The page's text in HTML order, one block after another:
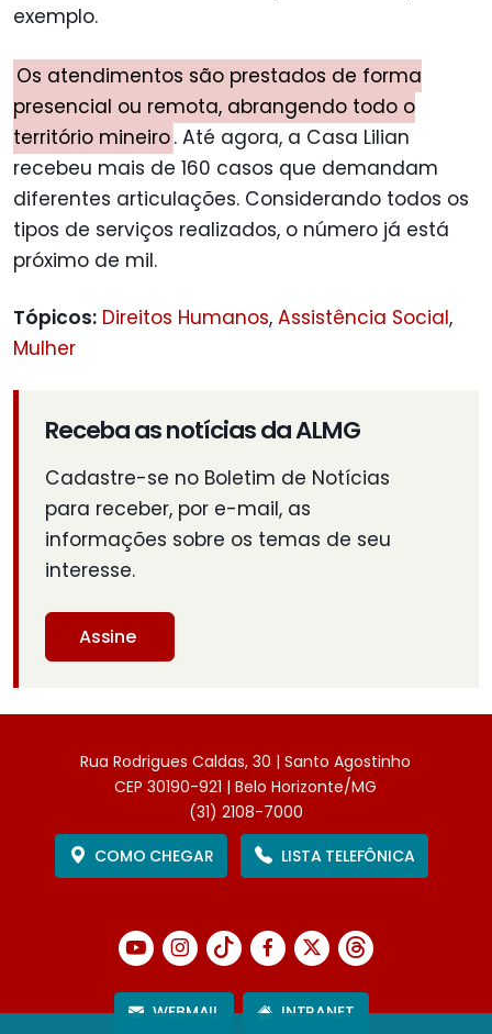
exemplo.
Os atendimentos são prestados de forma
presencial ou remota, abrangendo todo o
território mineiro. Até agora, a Casa Lilian
recebeu mais de 160 casos que demandam
diferentes articulações. Considerando todos os
tipos de serviços realizados, o número já está
próximo de mil.
Tópicos: Direitos Humanos, Assistência Social,
Mulher
Receba as notícias da ALMG
Cadastre-se no Boletim de Notícias
para receber, por e-mail, as
informações sobre os temas de seu
interesse.
Assine
Rua Rodrigues Caldas, 30 | Santo Agostinho
CEP 30190-921 | Belo Horizonte/MG
(31) 2108-7000
COMO CHEGAR
LISTA TELEFÔNICA
WEBMAIL INTRANET